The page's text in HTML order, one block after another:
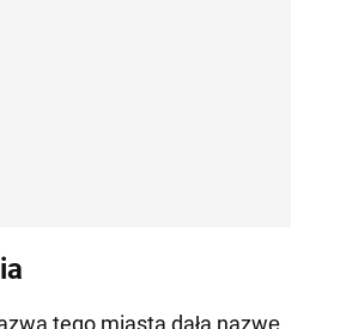
tego miasta dała nazwę